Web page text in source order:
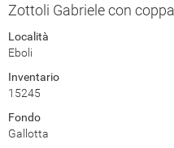
Zottoli Gabriele con
Località
Eboli
Inventario
15245
Fondo
Gallotta